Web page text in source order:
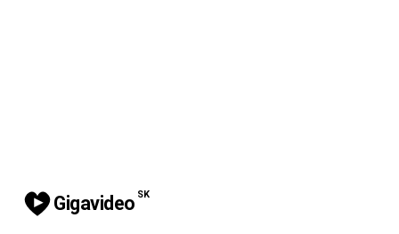
Gigavideo SK